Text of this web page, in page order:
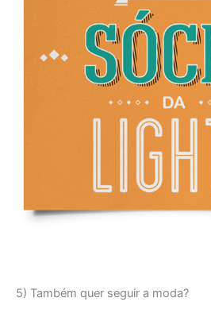
5) Também quer seguir a moda?